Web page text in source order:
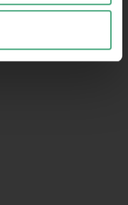
unsere Partner für
mit
bereitgestellt